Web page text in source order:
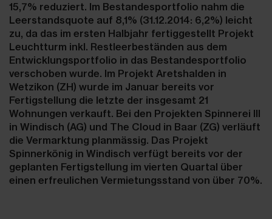
15,7% reduziert. Im Bestandesportfolio nahm die
Leerstandsquote auf 8,1% (31.12.2014: 6,2%) leicht
zu, da das im ersten Halbjahr fertiggestellt Projekt
Leuchtturm inkl. Restleerbeständen aus dem
Entwicklungsportfolio in das Bestandesportfolio
verschoben wurde. Im Projekt Aretshalden in
Wetzikon (ZH) wurde im Januar bereits vor
Fertigstellung die letzte der insgesamt 21
Wohnungen verkauft. Bei den Projekten Spinnerei III
in Windisch (AG) und The Cloud in Baar (ZG) verläuft
die Vermarktung planmässig. Das Projekt
Spinnerkönig in Windisch verfügt bereits vor der
geplanten Fertigstellung im vierten Quartal über
einen erfreulichen Vermietungsstand von über 70%.